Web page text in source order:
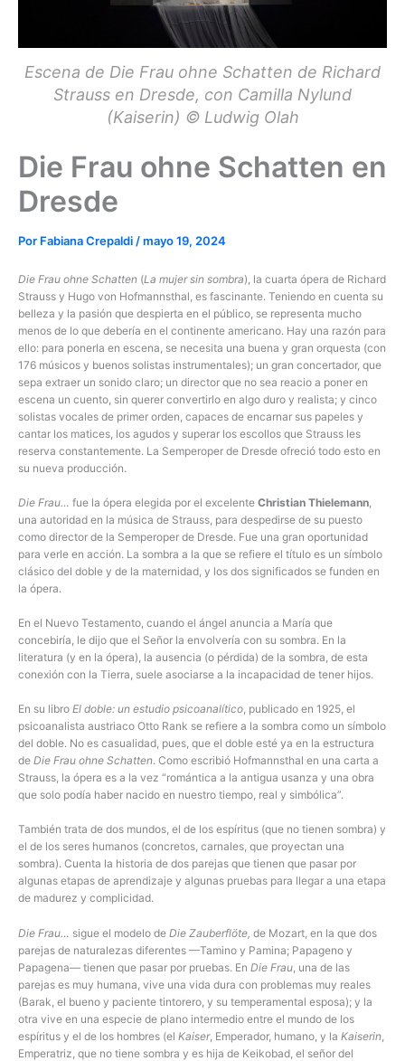
Escena de Die Frau ohne Schatten de Richard
Strauss en Dresde, con Camilla Nylund
(Kaiserin) © Ludwig Olah
Die Frau ohne Schatten en
Dresde
Por Fabiana Crepaldi /mayo 19, 2024
Die Frau ohne Schatten (La mujer sin sombra), la cuarta ópera de Richard
Strauss y Hugo von Hofmannsthal, es fascinante. Teniendo en cuenta su
belleza y la pasión que despierta en el público, se representa mucho
menos de lo que debería en el continente americano. Hay una razón para
ello: para ponerla en escena, se necesita una buena y gran orquesta (con
176 músicos y buenos solistas instrumentales); un gran concertador, que
sepa extraer un sonido claro; un director que no sea reacio a poner en
escena un cuento, sin querer convertirlo en algo duro y realista; y cinco
solistas vocales de primer orden, capaces de encarnar sus papeles y
cantar los matices, los agudos y superar los escollos que Strauss les
reserva constantemente. La Semperoper de Dresde ofreció todo esto en
su nueva producción.
Die Frau… fue la ópera elegida por el excelente Christian Thielemann
una autoridad en la música de Strauss, para despedirse de su puesto
como director de la Semperoper de Dresde. Fue una gran oportunidad
para verle en acción. La sombra a la que se refiere el título es un símbolo
clásico del doble y de la maternidad, y los dos significados se funden en
la ópera.
En el Nuevo Testamento, cuando el ángel anuncia a María que
concebiría, le dijo que el Señor la envolvería con su sombra. En la
literatura (y en la ópera), la ausencia (o pérdida) de la sombra, de esta
conexión con la Tierra, suele asociarse a la incapacidad de tener hijos.
En su libro El doble: un estudio psicoanalítico, publicado en 1925, el
psicoanalista austriaco Otto Rank se refiere a la sombra como un símbolo
del doble. No es casualidad, pues, que el doble esté ya en la estructura
de Die Frau ohne Schatten. Como escribió Hofmannsthal en una carta a
Strauss, la ópera es a la vez “romántica a la antigua usanza y una obra
que solo podía haber nacido en nuestro tiempo, real y simbólica”.
También trata de dos mundos, el de los espíritus (que no tienen sombra) y
el de los seres humanos (concretos, carnales, que proyectan una
sombra). Cuenta la historia de dos parejas que tienen que pasar por
algunas etapas de aprendizaje y algunas pruebas para llegar a una etapa
de madurez y complicidad.
Die Frau… sigue el modelo de Die Zauberflöte, de Mozart, en la que dos
parejas de naturalezas diferentes —Tamino y Pamina; Papageno y
Papagena— tienen que pasar por pruebas. En Die Frau , una de las
parejas es muy humana, vive una vida dura con problemas muy reales
(Barak, el bueno y paciente tintorero, y su temperamental esposa); y la
otra vive en una especie de plano intermedio entre el mundo de los
espíritus y el de los hombres (el Kaiser, Emperador, humano, y la Kaiserin
Emperatriz, que no tiene sombra y es hija de Keikobad, el señor del